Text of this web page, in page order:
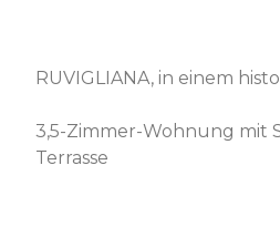
RUVIGLIANA, in einem
3,5-Zimmer-Wohnung mit
Terrasse